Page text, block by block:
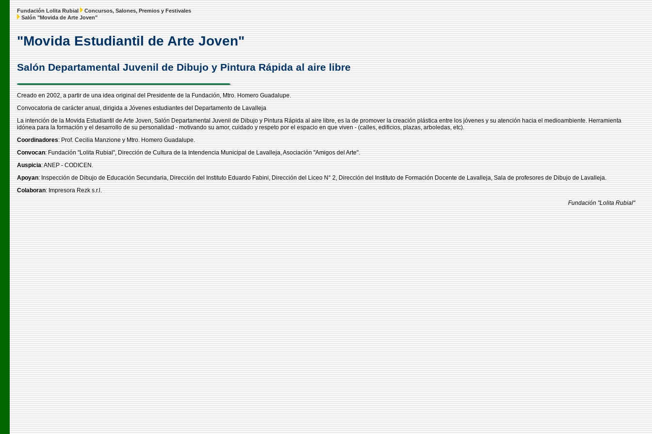
Fundación Lolita Rubial
Concursos, Salones, Premios y Festivales
Salón "Movida de Arte Joven"
"Movida Estudiantil de Arte Joven"
Salón Departamental Juvenil de Dibujo y Pintura Rápida al aire libre
Creado en 2002, a partir de una idea original del Presidente de la Fundación, Mtro. Homero Guadalupe.
Convocatoria de carácter anual, dirigida a Jóvenes estudiantes del Departamento de Lavalleja
La intención de la Movida Estudiantil de Arte Joven, Salón Departamental Juvenil de Dibujo y Pintura Rápida al aire libre, es la de promover la creación plástica entre los jóvenes y su atención hacia el medioambiente. Herramienta
idónea para la formación y el desarrollo de su personalidad - motivando su amor, cuidado y respeto por el espacio en que viven - (calles, edificios, plazas, arboledas, etc).
Coordinadores: Prof. Cecilia Manzione y Mtro. Homero Guadalupe.
Convocan: Fundación "Lolita Rubial", Dirección de Cultura de la Intendencia Municipal de Lavalleja, Asociación "Amigos del Arte".
Auspicia: ANEP - CODICEN.
Apoyan: Inspección de Dibujo de Educación Secundaria, Dirección del Instituto Eduardo Fabini, Dirección del Liceo N° 2, Dirección del Instituto de Formación Docente de Lavalleja, Sala de profesores de Dibujo de Lavalleja.
Colaboran: Impresora Rezk s.r.l.
Fundación "Lolita Rubial"